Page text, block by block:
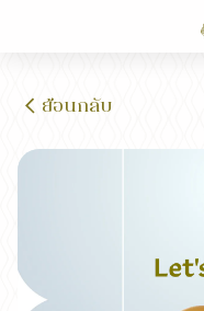
ย้อนกลับ